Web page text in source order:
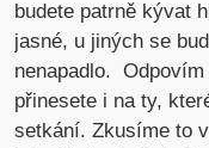
budete patrně kývat
jasné, u jiných se
nenapadlo.
přinesete i na ty,
setkání. Zkusíme to